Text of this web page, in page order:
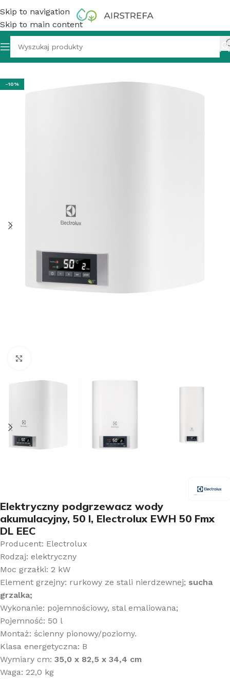
Skip to navigation
Skip to main content
akumulacyjny, 50 l, Electrolux EWH 50 Fmx DL EEC
-10%
Elektryczny podgrzewacz wody
akumulacyjny, 50 l, Electrolux EWH 50 Fmx
DL EEC
Producent: Electrolux
Rodzaj: elektryczny
Moc grzałki: 2 kW
Element grzejny: rurkowy ze stali nierdzewnej; sucha
grzalka;
Wykonanie: pojemnościowy, stal emaliowana;
Pojemność: 50 l
Montaż: ścienny pionowy/poziomy.
Klasa energetyczna: B
Wymiary cm: 35,0 x 82,5 x 34,4 cm
Waga: 22,0 kg